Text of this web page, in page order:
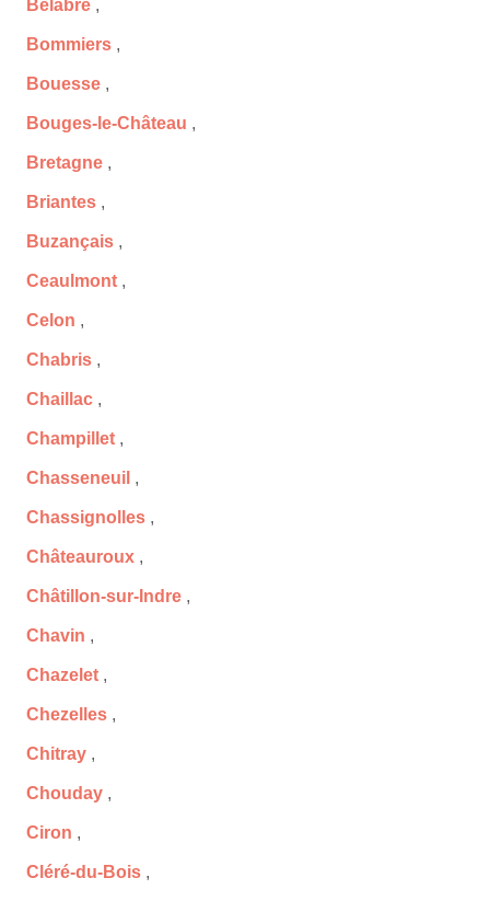
Bélâbre ,
Bommiers ,
Bouesse ,
Bouges-le-Château ,
Bretagne ,
Briantes ,
Buzançais ,
Ceaulmont ,
Celon ,
Chabris ,
Chaillac ,
Champillet ,
Chasseneuil ,
Chassignolles ,
Châteauroux ,
Châtillon-sur-Indre ,
Chavin ,
Chazelet ,
Chezelles ,
Chitray ,
Chouday ,
Ciron ,
Cléré-du-Bois ,